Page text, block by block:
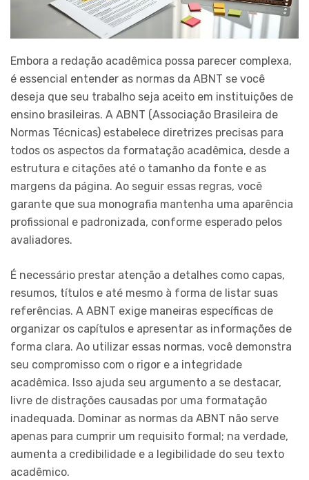
Embora a redação acadêmica possa parecer complexa,
é essencial entender as normas da ABNT se você
deseja que seu trabalho seja aceito em instituições de
ensino brasileiras. A ABNT (Associação Brasileira de
Normas Técnicas) estabelece diretrizes precisas para
todos os aspectos da formatação acadêmica, desde a
estrutura e citações até o tamanho da fonte e as
margens da página. Ao seguir essas regras, você
garante que sua monografia mantenha uma aparência
profissional e padronizada, conforme esperado pelos
avaliadores.
É necessário prestar atenção a detalhes como capas,
resumos, títulos e até mesmo à forma de listar suas
referências. A ABNT exige maneiras específicas de
organizar os capítulos e apresentar as informações de
forma clara. Ao utilizar essas normas, você demonstra
seu compromisso com o rigor e a integridade
acadêmica. Isso ajuda seu argumento a se destacar,
livre de distrações causadas por uma formatação
inadequada. Dominar as normas da ABNT não serve
apenas para cumprir um requisito formal; na verdade,
aumenta a credibilidade e a legibilidade do seu texto
acadêmico.